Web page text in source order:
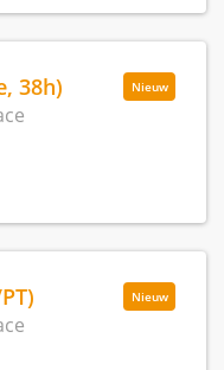
Nieuw
38h)
Nieuw